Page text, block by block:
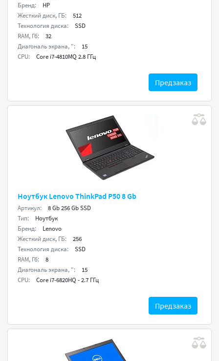
Бренд:
HP
Жесткий диск, ГБ:
512
Технология диска:
SSD
RAM, Гб:
32
Диагональ экрана, ":
15
CPU:
Core i7-4810MQ 2.8 ГГц
Предзаказ
Ноутбук Lenovo ThinkPad P50 8 Gb
Артикул:
8 Gb 256 Gb SSD
Тип:
Ноутбук
Бренд:
Lenovo
Жесткий диск, ГБ:
256
Технология диска:
SSD
RAM, Гб:
8
Диагональ экрана, ":
15
CPU:
Core i7-6820HQ - 2.7 ГГц
Предзаказ